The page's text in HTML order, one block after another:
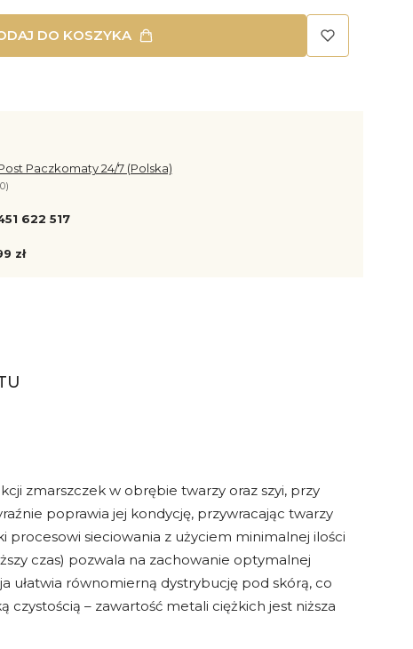
DO KOSZYKA
Paczkomaty 24/7 (Polska)
622 517
zł
zmarszczek w obrębie twarzy oraz szyi, przy
poprawia jej kondycję, przywracając twarzy
sieciowania z użyciem minimalnej ilości
czas) pozwala na zachowanie optymalnej
ułatwia równomierną dystrybucję pod skórą, co
– zawartość metali ciężkich jest niższa